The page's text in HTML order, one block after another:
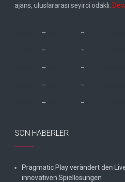
ajans, uluslararası seyirci odaklı.
– –
– –
– –
– –
– –
SON HABERLER
Pragmatic Play verändert den
innovativen Spiellösungen